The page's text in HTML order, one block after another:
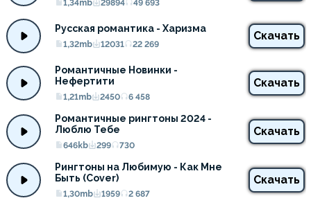
1,34mb 29894 49 693
Русская романтика - Харизма
1,32mb 12031 22 269
Скачать
Романтичные Новинки -
Нефертити
1,21mb 2450 6 458
Скачать
Романтичные рингтоны 2024 -
Люблю Тебе
646kb 299 730
Скачать
Рингтоны на Любимую - Как Мне
Быть (Cover)
1,30mb 1959 2 687
Скачать